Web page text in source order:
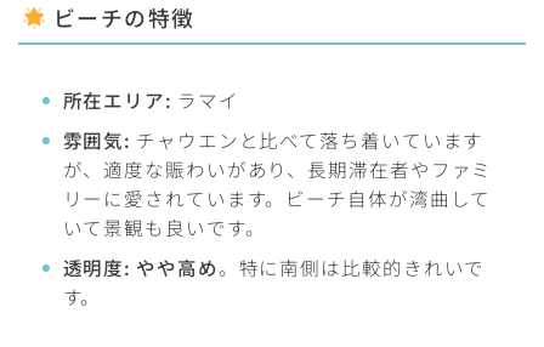
ビーチの特徴
所在エリア: ラマイ
雰囲気: チャウエンと比べて落ち着いています
が、適度な賑わいがあり、長期滞在者やファミ
リーに愛されています。ビーチ自体が湾曲して
いて景観も良いです。
透明度: やや高め。特に南側は比較的きれいで
す。